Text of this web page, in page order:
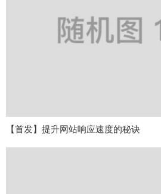
【首发】提升网站响应速度的秘诀